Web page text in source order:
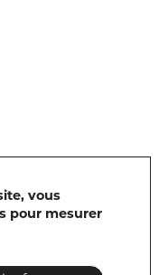
vous
pour mesurer